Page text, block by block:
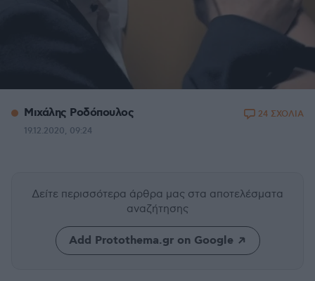
Μιχάλης Ροδόπουλος
19.12.2020, 09:24
24 ΣΧΟΛΙΑ
Δείτε περισσότερα άρθρα μας στα αποτελέσματα
αναζήτησης
Add Protothema.gr on Google